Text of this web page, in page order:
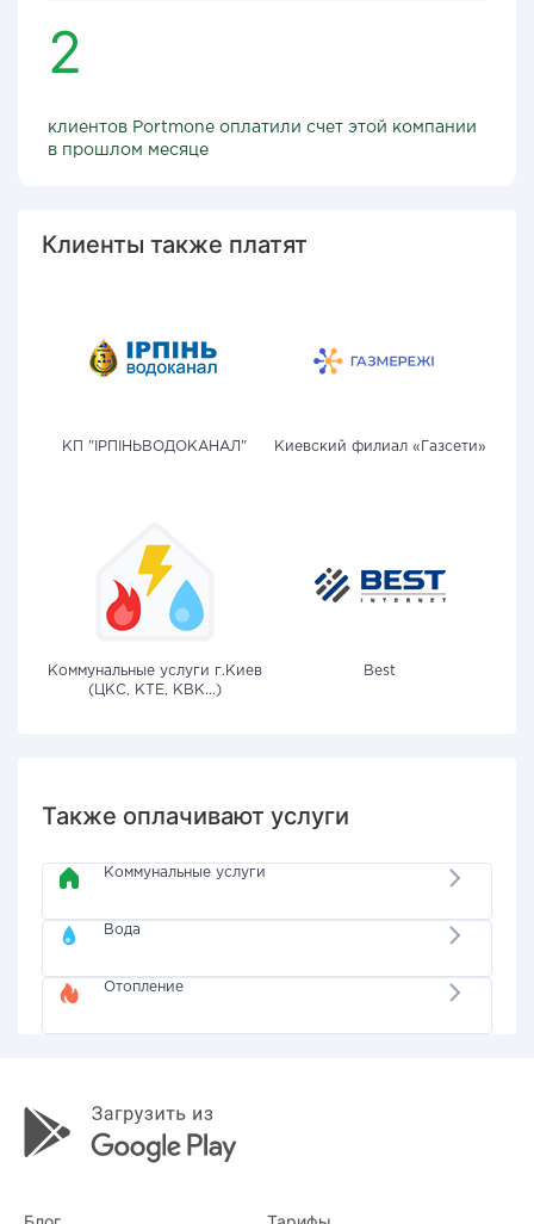
2
клиентов Portmone оплатили счет этой компании
в прошлом месяце
Клиенты также платят
КП "ІРПІНЬВОДОКАНАЛ" Киевский филиал «Газсети»
Коммунальные услуги г.Киев
(ЦКС, КТЕ, КВК...)
Best
Также оплачивают услуги
Коммунальные услуги
Вода
Отопление